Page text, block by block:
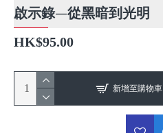
啟示錄—從黑暗到光明
HK$95.00
新增至購物車